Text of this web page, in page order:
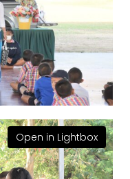
Open in Lightbox